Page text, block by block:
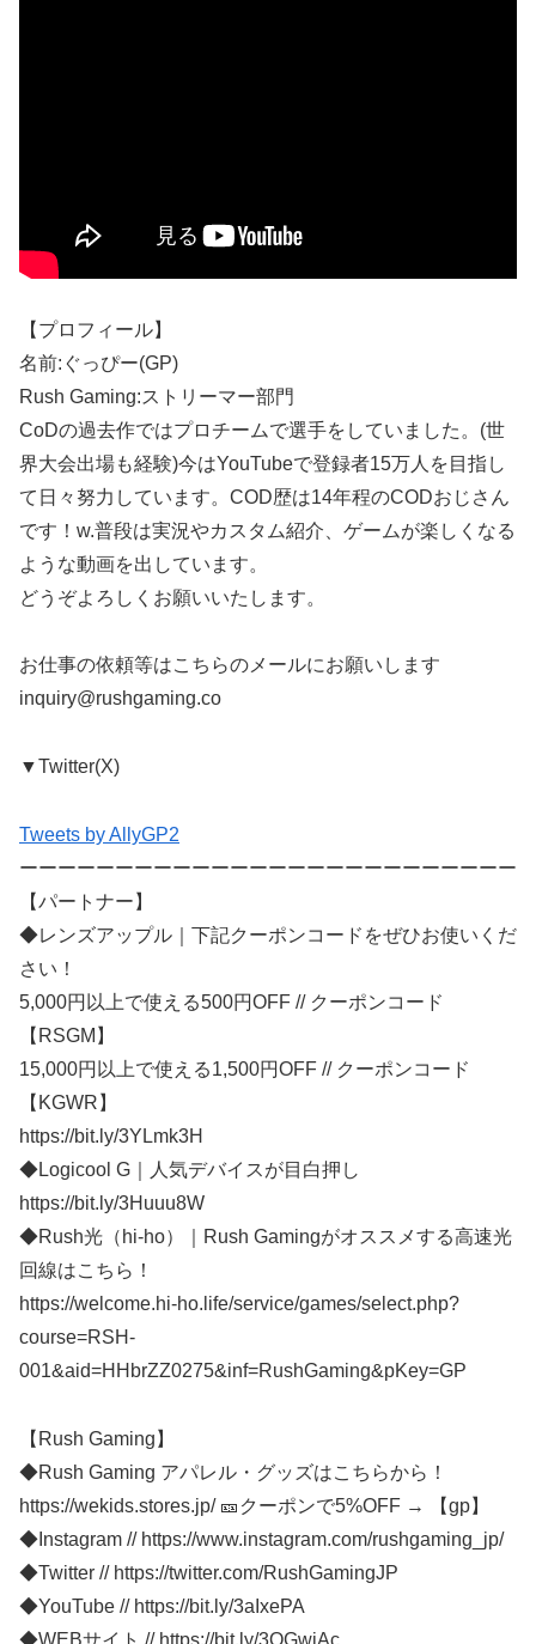
【プロフィール】
名前:ぐっぴー(GP)
Rush Gaming:ストリーマー部門
CoDの過去作ではプロチームで選手をしていました。(世
界大会出場も経験)今はYouTubeで登録者15万人を目指し
て日々努力しています。COD歴は14年程のCODおじさん
です！w.普段は実況やカスタム紹介、ゲームが楽しくなる
ような動画を出しています。
どうぞよろしくお願いいたします。
お仕事の依頼等はこちらのメールにお願いします
inquiry@rushgaming.co
▼Twitter(X)
Tweets by AllyGP2
ーーーーーーーーーーーーーーーーーーーーーーーーーー
【パートナー】
◆レンズアップル｜下記クーポンコードをぜひお使いくだ
さい！
5,000円以上で使える500円OFF // クーポンコード
【RSGM】
15,000円以上で使える1,500円OFF // クーポンコード
【KGWR】
https://bit.ly/3YLmk3H
◆Logicool G｜人気デバイスが目白押し
https://bit.ly/3Huuu8W
◆Rush光（hi-ho）｜Rush Gamingがオススメする高速光
回線はこちら！
https://welcome.hi-ho.life/service/games/select.php?
course=RSH-
001&aid=HHbrZZ0275&inf=RushGaming&pKey=GP
【Rush Gaming】
◆Rush Gaming アパレル・グッズはこちらから！
https://wekids.stores.jp/ 🎫クーポンで5%OFF → 【gp】
◆Instagram // https://www.instagram.com/rushgaming_jp/
◆Twitter // https://twitter.com/RushGamingJP
◆YouTube // https://bit.ly/3aIxePA
◆WEBサイト // https://bit.ly/3OGwiAc